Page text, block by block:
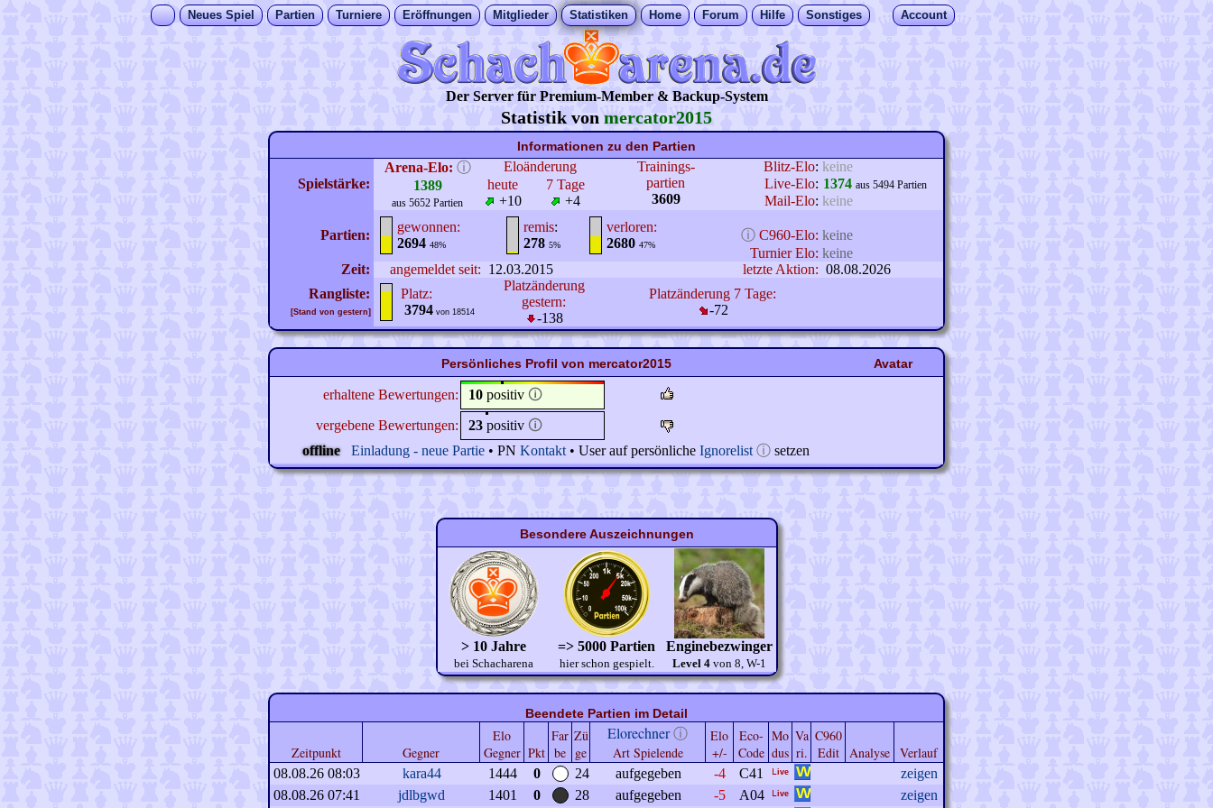
Neues Spiel Partien Turniere Eröffnungen Mitglieder Statistiken Home Forum Hilfe Sonstiges Account
Der Server für Premium-Member & Backup-System
Statistik von mercator2015
Informationen zu den Partien
Spielstärke:
Arena-Elo: ⓘ
1389
aus 5652 Partien
Eloänderung
Trainings-
partien
3609
Blitz-Elo: keine
heute
+10
7 Tage
+4
Live-Elo: 1374 aus 5494 Partien
Mail-Elo: keine
Partien:
gewonnen:
2694 48%
remis:
278 5%
verloren:
2680 47%
ⓘ C960-Elo: keine
Turnier Elo: keine
Zeit:
angemeldet seit: 12.03.2015 letzte Aktion: 08.08.2026
Rangliste:
[Stand von gestern]
Platz:
3794 von 18514
Platzänderung
gestern:
-138
Platzänderung 7 Tage:
-72
Persönliches Profil von mercator2015 Avatar
erhaltene Bewertungen: 10 positiv 🛈
vergebene Bewertungen:
23 positiv 🛈
offline
Einladung - neue Partie • PN Kontakt • User auf persönliche Ignorelist ⓘ setzen
Besondere Auszeichnungen
> 10 Jahre
bei Schacharena
=> 5000 Partien
hier schon gespielt.
Enginebezwinger
Level 4 von 8, W-1
Beendete Partien im Detail
Zeitpunkt Gegner
Elo
Gegner Pkt
Far
be
Zü
ge
Elorechnerⓘ
Art Spielende
Elo
+/-
Eco-
Code
Mo
dus
Va
ri.
C960
Edit
Analyse Verlauf
08.08.26 08:03 kara44 1444 0 24 aufgegeben -4 C41
zeigen
08.08.26 07:41
jdlbgwd 1401 0 28 aufgegeben -5 A04 zeigen